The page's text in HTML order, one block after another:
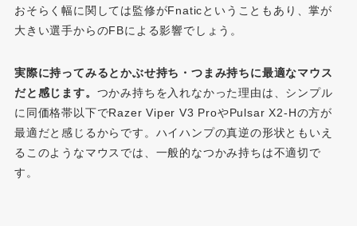
おそらく幅に関しては監修がFnaticということもあり、掌が
大きい選手からのFBによる影響でしょう。
実際に持ってみるとかぶせ持ち・つまみ持ちに最適なマウス
だと感じます。 つかみ持ちを入れなかった理由は、シンプル
に同価格帯以下でRazer Viper V3 ProやPulsar X2-Hの方が
最適だと感じるからです。ハイハンプの真逆の形状ともいえ
るこのようなマウスでは、一般的なつかみ持ちは不適切で
す。